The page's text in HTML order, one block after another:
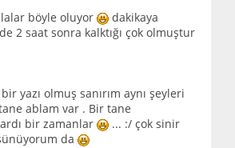
böyle oluyor
dakikaya
2 saat sonra kalktığı çok olmuştur
yazı olmuş sanırım aynı şeyleri
ablam var . Bir tane
bir zamanlar
... :/ çok sinir
da